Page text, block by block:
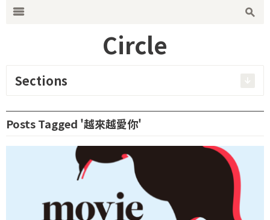
s
m
Circle
Sections
Posts Tagged '越來越愛你'